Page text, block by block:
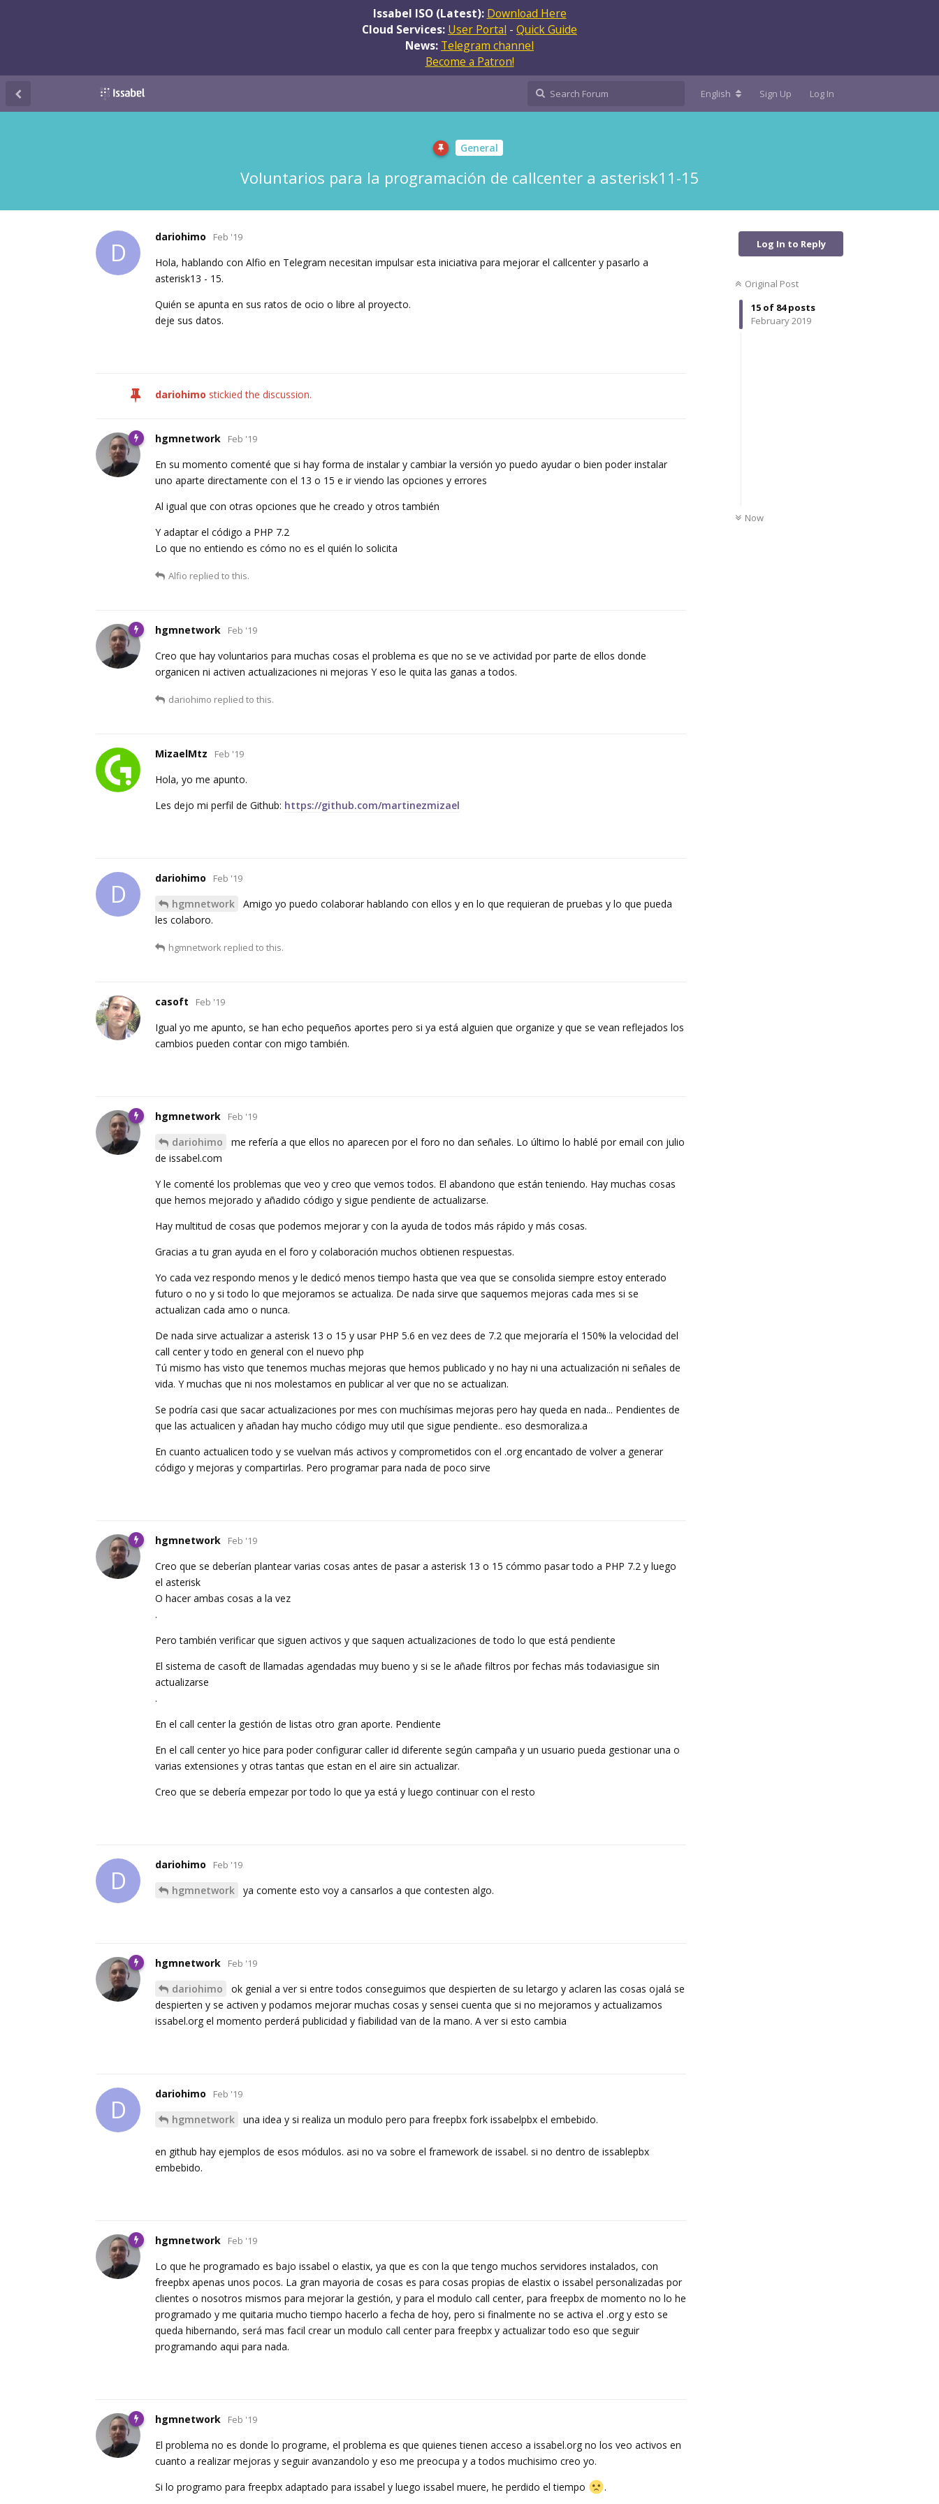
Issabel ISO (Latest): Download Here
Cloud Services: User Portal - Quick Guide
News: Telegram channel
Become a Patron!
English Sign Up Log In
General
Voluntarios para la programación de callcenter a asterisk11-15
Log In to Reply
Original Post
15 of 84posts
February 2019
Now
D
dariohimo Feb '19
Hola, hablando con Alfio en Telegram necesitan impulsar esta iniciativa para mejorar el callcenter y pasarlo a
asterisk13 - 15.
Quién se apunta en sus ratos de ocio o libre al proyecto.
deje sus datos.
dariohimo stickied the discussion.
hgmnetwork Feb '19
En su momento comenté que si hay forma de instalar y cambiar la versión yo puedo ayudar o bien poder instalar
uno aparte directamente con el 13 o 15 e ir viendo las opciones y errores
Al igual que con otras opciones que he creado y otros también
Y adaptar el código a PHP 7.2
Lo que no entiendo es cómo no es el quién lo solicita
Alfio replied to this.
hgmnetwork Feb '19
Creo que hay voluntarios para muchas cosas el problema es que no se ve actividad por parte de ellos donde
organicen ni activen actualizaciones ni mejoras Y eso le quita las ganas a todos.
dariohimo replied to this.
MizaelMtz Feb '19
Hola, yo me apunto.
Les dejo mi perfil de Github: https://github.com/martinezmizael
D
dariohimo Feb '19
hgmnetwork
Amigo yo puedo colaborar hablando con ellos y en lo que requieran de pruebas y lo que pueda
les colaboro.
hgmnetwork replied to this.
casoft Feb '19
Igual yo me apunto, se han echo pequeños aportes pero si ya está alguien que organize y que se vean reflejados los
cambios pueden contar con migo también.
hgmnetwork Feb '19
dariohimo
me refería a que ellos no aparecen por el foro no dan señales. Lo último lo hablé por email con julio
de issabel.com
Y le comenté los problemas que veo y creo que vemos todos. El abandono que están teniendo. Hay muchas cosas
que hemos mejorado y añadido código y sigue pendiente de actualizarse.
Hay multitud de cosas que podemos mejorar y con la ayuda de todos más rápido y más cosas.
Gracias a tu gran ayuda en el foro y colaboración muchos obtienen respuestas.
Yo cada vez respondo menos y le dedicó menos tiempo hasta que vea que se consolida siempre estoy enterado
futuro o no y si todo lo que mejoramos se actualiza. De nada sirve que saquemos mejoras cada mes si se
actualizan cada amo o nunca.
De nada sirve actualizar a asterisk 13 o 15 y usar PHP 5.6 en vez dees de 7.2 que mejoraría el 150% la velocidad del
call center y todo en general con el nuevo php
Tú mismo has visto que tenemos muchas mejoras que hemos publicado y no hay ni una actualización ni señales de
vida. Y muchas que ni nos molestamos en publicar al ver que no se actualizan.
Se podría casi que sacar actualizaciones por mes con muchísimas mejoras pero hay queda en nada... Pendientes de
que las actualicen y añadan hay mucho código muy util que sigue pendiente.. eso desmoraliza.a
En cuanto actualicen todo y se vuelvan más activos y comprometidos con el .org encantado de volver a generar
código y mejoras y compartirlas. Pero programar para nada de poco sirve
hgmnetwork Feb '19
Creo que se deberían plantear varias cosas antes de pasar a asterisk 13 o 15 cómmo pasar todo a PHP 7.2 y luego
el asterisk
O hacer ambas cosas a la vez
.
Pero también verificar que siguen activos y que saquen actualizaciones de todo lo que está pendiente
El sistema de casoft de llamadas agendadas muy bueno y si se le añade filtros por fechas más todaviasigue sin
actualizarse
.
En el call center la gestión de listas otro gran aporte. Pendiente
En el call center yo hice para poder configurar caller id diferente según campaña y un usuario pueda gestionar una o
varias extensiones y otras tantas que estan en el aire sin actualizar.
Creo que se debería empezar por todo lo que ya está y luego continuar con el resto
D
dariohimo Feb '19
hgmnetwork ya comente esto voy a cansarlos a que contesten algo.
hgmnetwork Feb '19
dariohimo
ok genial a ver si entre todos conseguimos que despierten de su letargo y aclaren las cosas ojalá se
despierten y se activen y podamos mejorar muchas cosas y sensei cuenta que si no mejoramos y actualizamos
issabel.org el momento perderá publicidad y fiabilidad van de la mano. A ver si esto cambia
D
dariohimo Feb '19
hgmnetwork una idea y si realiza un modulo pero para freepbx fork issabelpbx el embebido.
en github hay ejemplos de esos módulos. asi no va sobre el framework de issabel. si no dentro de issablepbx
embebido.
hgmnetwork Feb '19
Lo que he programado es bajo issabel o elastix, ya que es con la que tengo muchos servidores instalados, con
freepbx apenas unos pocos. La gran mayoria de cosas es para cosas propias de elastix o issabel personalizadas por
clientes o nosotros mismos para mejorar la gestión, y para el modulo call center, para freepbx de momento no lo he
programado y me quitaria mucho tiempo hacerlo a fecha de hoy, pero si finalmente no se activa el .org y esto se
queda hibernando, será mas facil crear un modulo call center para freepbx y actualizar todo eso que seguir
programando aqui para nada.
hgmnetwork Feb '19
El problema no es donde lo programe, el problema es que quienes tienen acceso a issabel.org no los veo activos en
cuanto a realizar mejoras y seguir avanzandolo y eso me preocupa y a todos muchisimo creo yo.
Si lo programo para freepbx adaptado para issabel y luego issabel muere, he perdido el tiempo
.